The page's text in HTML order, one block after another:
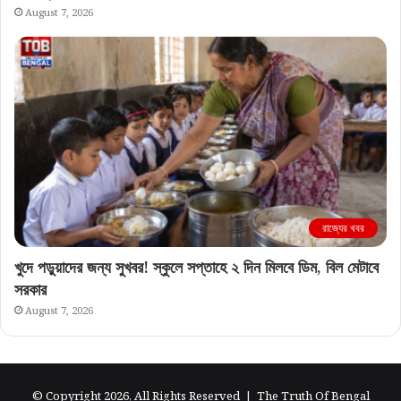
August 7, 2026
রাজ্যের খবর
খুদে পড়ুয়াদের জন্য সুখবর! স্কুলে সপ্তাহে ২ দিন মিলবে ডিম, বিল মেটাবে
সরকার
August 7, 2026
© Copyright 2026, All Rights Reserved | The Truth Of Bengal